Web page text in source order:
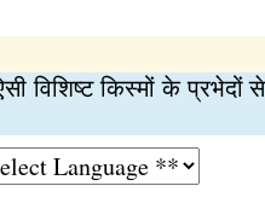
ऐसी विशिष्‍ट किस्मों के